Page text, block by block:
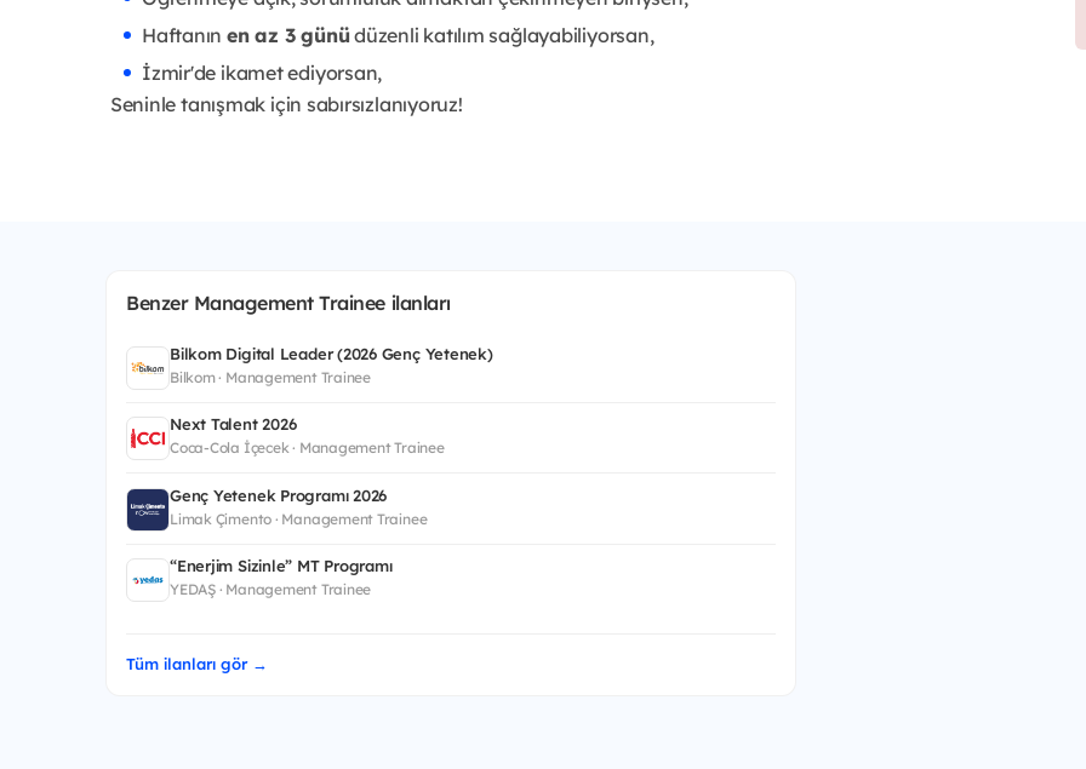
Haftanın en az 3 günü düzenli katılım sağlayabiliyorsan,
İzmir'de ikamet ediyorsan,
Seninle tanışmak için sabırsızlanıyoruz!
Benzer Management Trainee ilanları
Bilkom Digital Leader (2026 Genç Yetenek)
Bilkom · Management Trainee
Next Talent 2026
Coca-Cola İçecek · Management Trainee
Genç Yetenek Programı 2026
Limak Çimento · Management Trainee
“Enerjim Sizinle” MT Programı
YEDAŞ · Management Trainee
Tüm ilanları gör →